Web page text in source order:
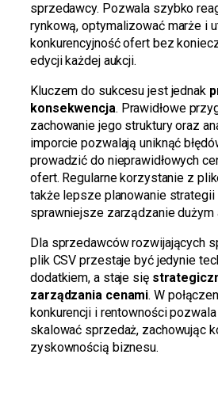
sprzedawcy. Pozwala szybko
rynkową, optymalizować marże i
konkurencyjność ofert bez
edycji każdej aukcji.
Kluczem do sukcesu jest jednak
konsekwencja. Prawidłowe
zachowanie jego struktury oraz
imporcie pozwalają uniknąć
prowadzić do nieprawidłowych
ofert. Regularne korzystanie z
także lepsze planowanie strategii
sprawniejsze zarządzanie dużym
Dla sprzedawców rozwijających
plik CSV przestaje być jedynie
dodatkiem, a staje się
zarządzania cenami. W
konkurencji i rentowności
skalować sprzedaż, zachowując
zyskownością biznesu.